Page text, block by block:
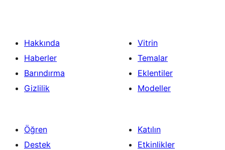
Hakkında
Haberler
Barındırma
Gizlilik
Vitrin
Temalar
Eklentiler
Modeller
Öğren
Destek
Katılın
Etkinlikler